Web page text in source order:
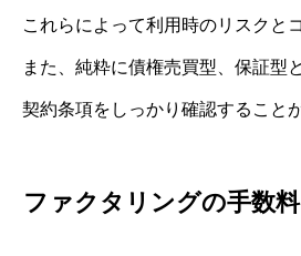
これらによって利用時のリスクと
また、純粋に債権売買型、保証型
契約条項をしっかり確認すること
ファクタリングの手数